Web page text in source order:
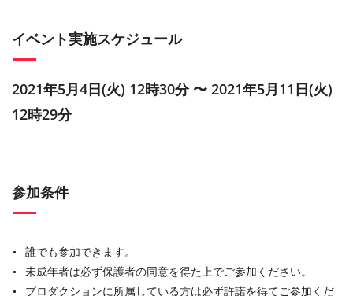
イベント実施スケジュール
2021年5月4日(火) 12時30分 〜 2021年5月11日(火)
12時29分
参加条件
誰でも参加できます。
未成年者は必ず保護者の同意を得た上でご参加ください。
プロダクションに所属している方は必ず許諾を得てご参加くだ